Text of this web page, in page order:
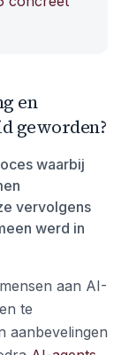
en
geworden?
waarbij
vervolgens
werd in
aan AI-
te
aanbevelingen